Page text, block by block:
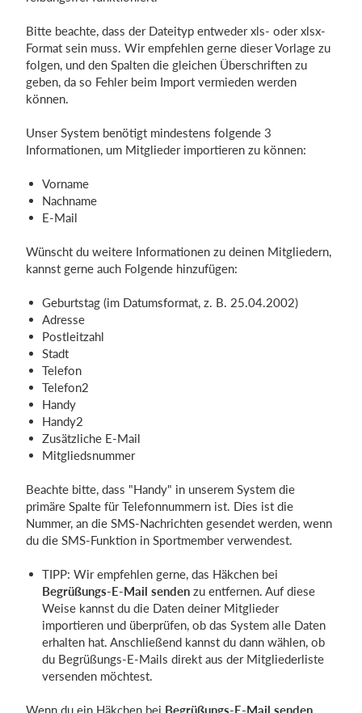
Bitte beachte, dass der Dateityp entweder xls- oder xlsx-
Format sein muss. Wir empfehlen gerne dieser Vorlage zu
folgen, und den Spalten die gleichen Überschriften zu
geben, da so Fehler beim Import vermieden werden
können.
Unser System benötigt mindestens folgende 3
Informationen, um Mitglieder importieren zu können:
Vorname
Nachname
E-Mail
Wünscht du weitere Informationen zu deinen Mitgliedern,
kannst gerne auch Folgende hinzufügen:
Geburtstag (im Datumsformat, z. B. 25.04.2002)
Adresse
Postleitzahl
Stadt
Telefon
Telefon2
Handy
Handy2
Zusätzliche E-Mail
Mitgliedsnummer
Beachte bitte, dass "Handy" in unserem System die
primäre Spalte für Telefonnummern ist. Dies ist die
Nummer, an die SMS-Nachrichten gesendet werden, wenn
du die SMS-Funktion in Sportmember verwendest.
TIPP: Wir empfehlen gerne, das Häkchen bei
Begrüßungs-E-Mail senden zu entfernen. Auf diese
Weise kannst du die Daten deiner Mitglieder
importieren und überprüfen, ob das System alle Daten
erhalten hat. Anschließend kannst du dann wählen, ob
du Begrüßungs-E-Mails direkt aus der Mitgliederliste
versenden möchtest.
Wenn du ein Häkchen bei Begrüßungs-E-Mail senden